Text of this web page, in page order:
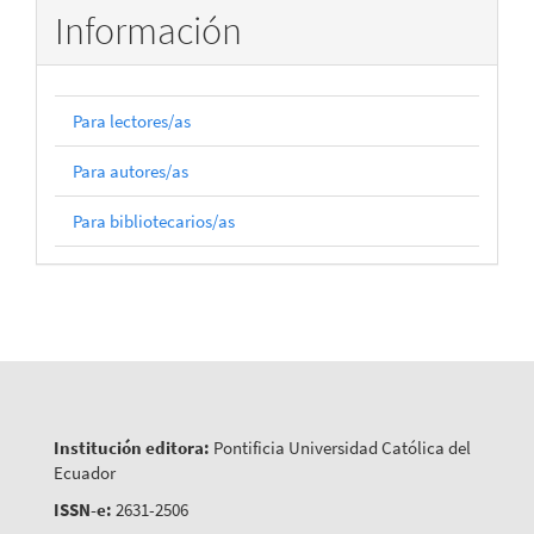
Información
Para lectores/as
Para autores/as
Para bibliotecarios/as
Institución editora: Pontificia Universidad Católica del
Ecuador
ISSN-e: 2631-2506